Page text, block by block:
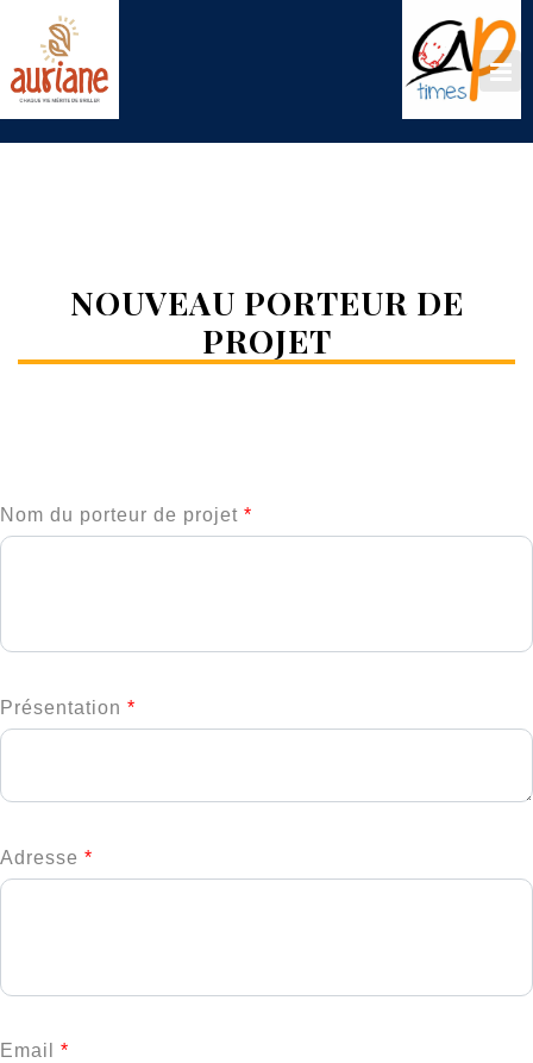
NOUVEAU PORTEUR DE
PROJET
Nom du porteur de projet *
Présentation *
Adresse *
Email *